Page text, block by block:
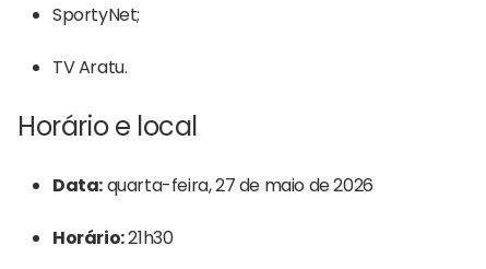
SportyNet;
TV Aratu.
Horário e local
Data:quarta-feira, 27 de maio de 2026
Horário:21h30